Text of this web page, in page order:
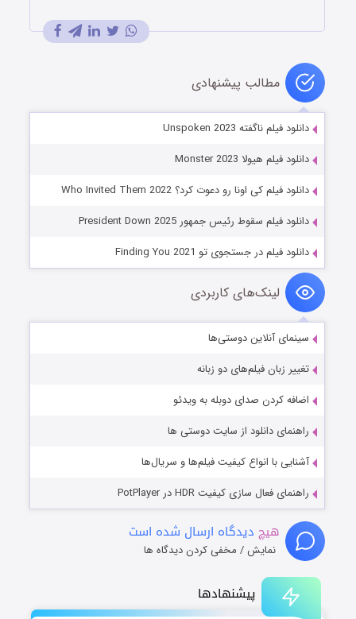
پیشنهادها
مطالب پیشنهادی
دانلود فیلم ناگفته Unspoken 2023
دانلود فیلم هیولا Monster 2023
دانلود فیلم کی اونا رو دعوت کرد؟ Who Invited Them 2022
دانلود فیلم سقوط رئیس جمهور President Down 2025
دانلود فیلم در جستجوی تو Finding You 2021
لینک‌های کاربردی
سینمای آنلاین دوستی‌ها
تغییر زبان فیلم‌های دو زبانه
اضافه کردن صدای دوبله به ویدئو
راهنمای دانلود از سایت دوستی ها
آشنایی با انواع کیفیت فیلم‌ها و سریال‌ها
راهنمای فعال سازی کیفیت HDR در PotPlayer
هیچ دیدگاه ارسال شده است
نمایش / مخفی کردن دیدگاه ها